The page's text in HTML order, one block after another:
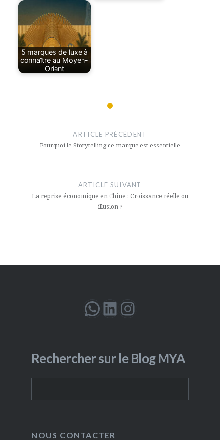
5 marques de luxe à
connaître au Moyen-
Orient
l’article
ARTICLE PRÉCÉDENT
Pourquoi le Storytelling de marque est essentielle
ARTICLE SUIVANT
La reprise économique en Chine : Croissance réelle ou
illusion ?
WhatsApp
LinkedIn
Instagram
Rechercher sur le Blog MYA
NOUS CONTACTER